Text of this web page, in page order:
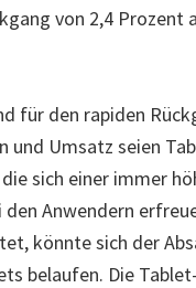
von 2,4 Prozent
für den rapiden
und Umsatz seien
sich einer immer
Anwendern
könnte sich der
belaufen. Die